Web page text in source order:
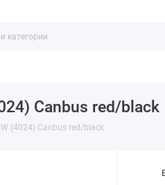
Canbus red/black
(4024) Canbus red/black